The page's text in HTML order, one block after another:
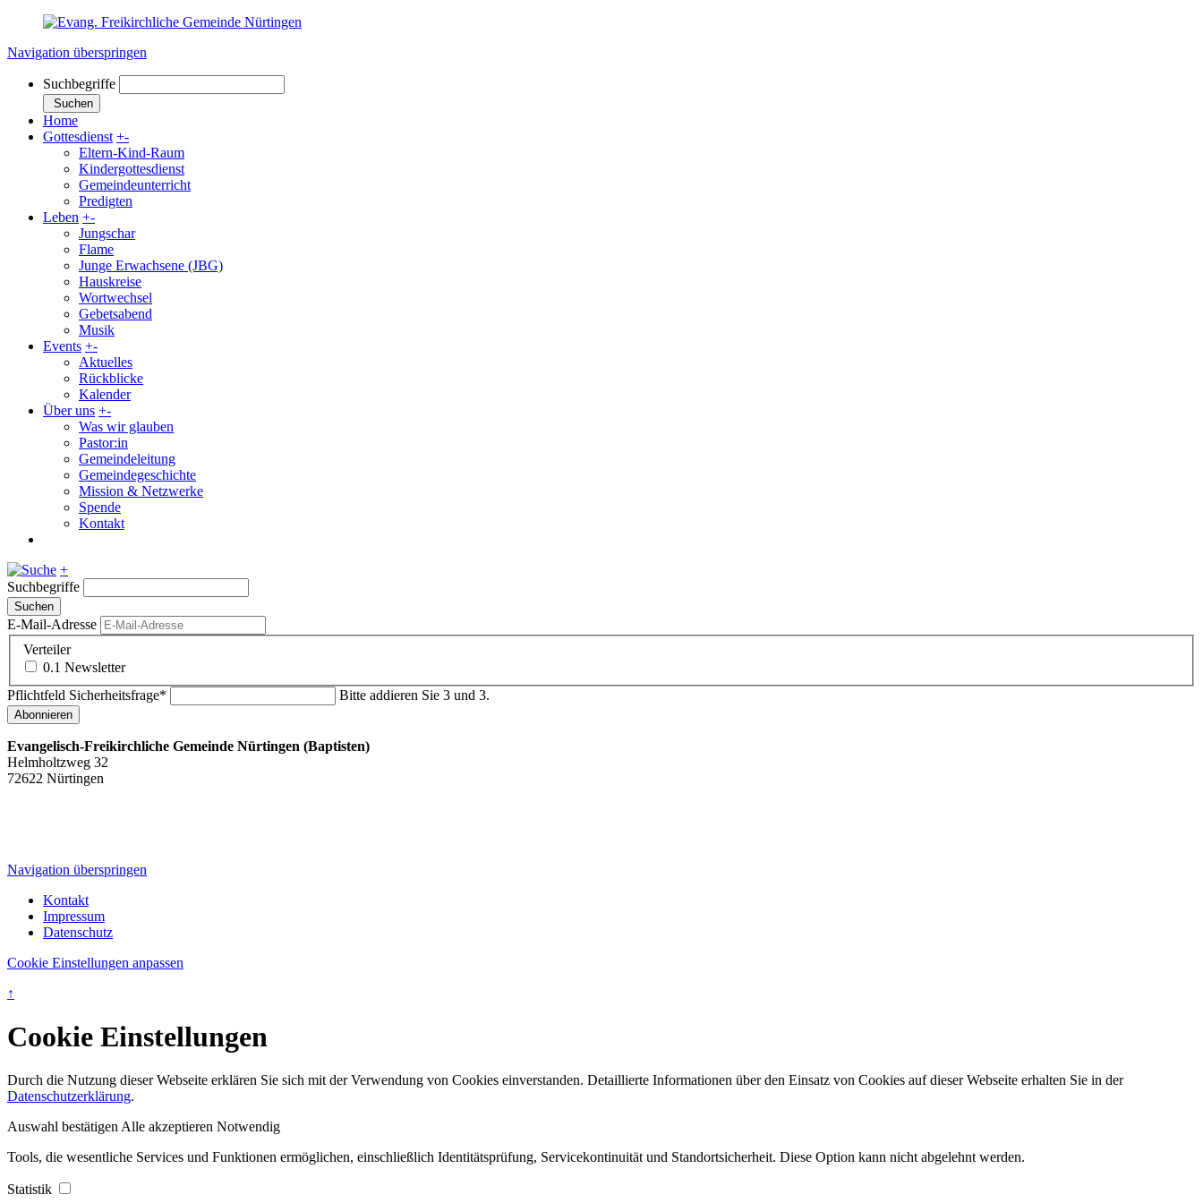
Navigation überspringen
Suchbegriffe
Suchen
Home
Gottesdienst +-
Eltern-Kind-Raum
Kindergottesdienst
Gemeindeunterricht
Predigten
Leben +-
Jungschar
Flame
Junge Erwachsene (JBG)
Hauskreise
Wortwechsel
Gebetsabend
Musik
Events +-
Aktuelles
Rückblicke
Kalender
Über uns +-
Was wir glauben
Pastor:in
Gemeindeleitung
Gemeindegeschichte
Mission & Netzwerke
Spende
Kontakt
+
Suchbegriffe
Suchen
E-Mail-Adresse
Verteiler
0.1 Newsletter
Pflichtfeld Sicherheitsfrage* Bitte addieren Sie 3 und 3.
Abonnieren
Evangelisch-Freikirchliche Gemeinde Nürtingen (Baptisten)
Helmholtzweg 32
72622 Nürtingen
Navigation überspringen
Kontakt
Impressum
Datenschutz
Cookie Einstellungen anpassen
↑
Cookie Einstellungen
Durch die Nutzung dieser Webseite erklären Sie sich mit der Verwendung von Cookies einverstanden. Detaillierte Informationen über den Einsatz von Cookies auf dieser Webseite erhalten Sie in der
Datenschutzerklärung.
Auswahl bestätigenAlle akzeptieren Notwendig
Tools, die wesentliche Services und Funktionen ermöglichen, einschließlich Identitätsprüfung, Servicekontinuität und Standortsicherheit. Diese Option kann nicht abgelehnt werden.
Statistik